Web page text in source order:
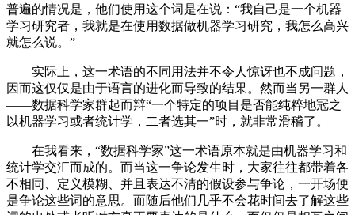
普遍的情况是，他们使用这个词是在说：“我自己是一个机器
学习研究者，我就是在使用数据做机器学习研究，我怎么高兴
就怎么说。”
实际上，这一术语的不同用法并不令人惊讶也不成问题，
因而这仅仅是由于语言的进化而导致的结果。然而当另一群人
——数据科学家群起而辩“一个特定的项目是否能纯粹地冠之
以机器学习或者统计学，二者选其一”时，就非常滑稽了。
在我看来，“数据科学家”这一术语原本就是由机器学习和
统计学交汇而成的。而当这一争论发生时，大家往往都带着各
不相同、定义模糊、并且表达不清的假设参与争论，一开场便
是争论这些词的意思。而随后他们几乎不会花时间去了解这些